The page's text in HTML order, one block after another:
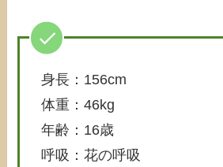
身長：156cm
体重：46kg
年齢：16歳
呼吸：花の呼吸